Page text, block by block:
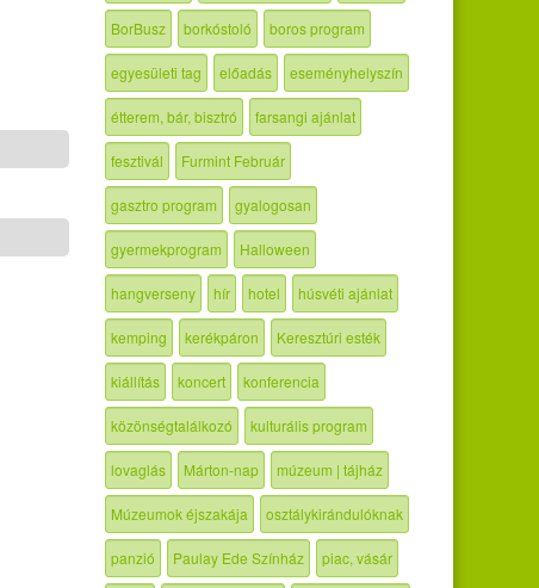
BorBusz borkóstoló boros program
egyesületi tag előadás eseményhelyszín
étterem, bár, bisztró farsangi ajánlat
fesztivál Furmint Február
gasztro program gyalogosan
gyermekprogram Halloween
hangverseny hír hotel húsvéti ajánlat
kemping kerékpáron Keresztúri esték
kiállítás koncert konferencia
közönségtalálkozó kulturális program
lovaglás Márton-nap múzeum | tájház
Múzeumok éjszakája osztálykirándulóknak
panzió Paulay Ede Színház piac, vásár